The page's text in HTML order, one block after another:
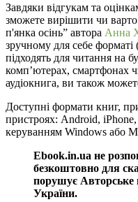
Завдяки відгукам та
зможете вирішити чи
п'янка осінь” автора Анна
зручному для себе
підходять для читання на
комп’ютерах, смартфонах
аудіокнига, ви також
Доступні формати книг,
пристроях: Android,
керуванням Windows або
Ebook.in.ua не
безкоштовно для
порушує Авторське
України.